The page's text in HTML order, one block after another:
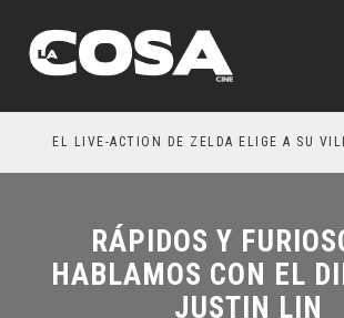
EL LIVE-ACTION DE ZELDA ELIGE A SU
RÁPIDOS Y
HABLAMOS CON EL
JUSTIN LIN